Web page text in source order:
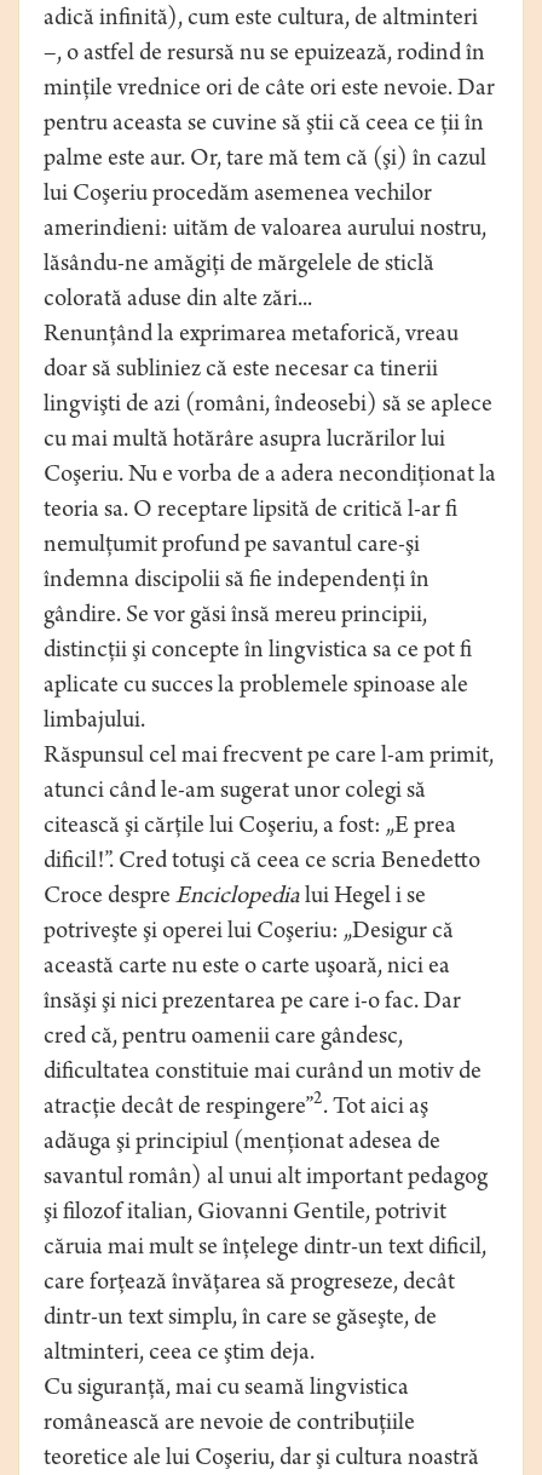
adică infinită), cum este cultura, de altminteri
–, o astfel de resursă nu se epuizează, rodind în
minţile vrednice ori de câte ori este nevoie. Dar
pentru aceasta se cuvine să ştii că ceea ce ţii în
palme este aur. Or, tare mă tem că (şi) în cazul
lui Coşeriu procedăm asemenea vechilor
amerindieni: uităm de valoarea aurului nostru,
lăsându-ne amăgiţi de mărgelele de sticlă
colorată aduse din alte zări...
Renunţând la exprimarea metaforică, vreau
doar să subliniez că este necesar ca tinerii
lingvişti de azi (români, îndeosebi) să se aplece
cu mai multă hotărâre asupra lucrărilor lui
Coşeriu. Nu e vorba de a adera necondiţionat la
teoria sa. O receptare lipsită de critică l-ar fi
nemulţumit profund pe savantul care-şi
îndemna discipolii să fie independenţi în
gândire. Se vor găsi însă mereu principii,
distincţii şi concepte în lingvistica sa ce pot fi
aplicate cu succes la problemele spinoase ale
limbajului.
Răspunsul cel mai frecvent pe care l-am primit,
atunci când le-am sugerat unor colegi să
citească şi cărţile lui Coşeriu, a fost: „E prea
dificil!”. Cred totuşi că ceea ce scria Benedetto
Croce despre Enciclopedialui Hegel i se
potriveşte şi operei lui Coşeriu: „Desigur că
această carte nu este o carte uşoară, nici ea
însăşi şi nici prezentarea pe care i-o fac. Dar
cred că, pentru oamenii care gândesc,
dificultatea constituie mai curând un motiv de
atracţie decât de respingere”2. Tot aici aş
adăuga şi principiul (menţionat adesea de
savantul român) al unui alt important pedagog
şi filozof italian, Giovanni Gentile, potrivit
căruia mai mult se înţelege dintr-un text dificil,
care forţează învăţarea să progreseze, decât
dintr-un text simplu, în care se găseşte, de
altminteri, ceea ce ştim deja.
Cu siguranţă, mai cu seamă lingvistica
românească are nevoie de contribuţiile
teoretice ale lui Coşeriu, dar şi cultura noastră